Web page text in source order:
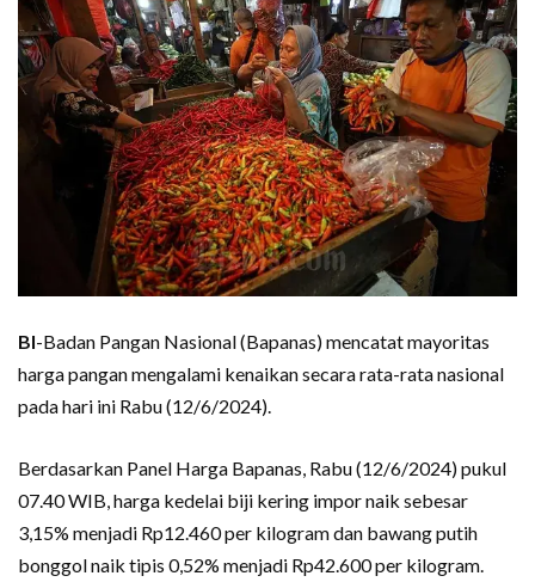
BI-Badan Pangan Nasional (Bapanas) mencatat mayoritas
harga pangan mengalami kenaikan secara rata-rata nasional
pada hari ini Rabu (12/6/2024).
Berdasarkan Panel Harga Bapanas, Rabu (12/6/2024) pukul
07.40 WIB, harga kedelai biji kering impor naik sebesar
3,15% menjadi Rp12.460 per kilogram dan bawang putih
bonggol naik tipis 0,52% menjadi Rp42.600 per kilogram.